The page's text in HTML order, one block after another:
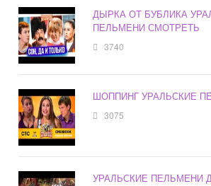
ДЫРКА ОТ БУБЛИКА
ПЕЛЬМЕНИ СМОТРЕТЬ
3740
ШОППИНГ УРАЛЬСКИЕ
3075
УРАЛЬСКИЕ ПЕЛЬМЕНИ